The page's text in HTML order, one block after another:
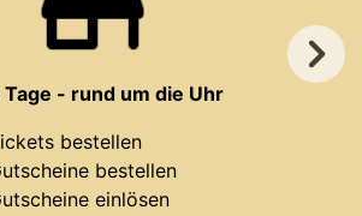
- rund um die Uhr
bestellen
bestellen
einlösen